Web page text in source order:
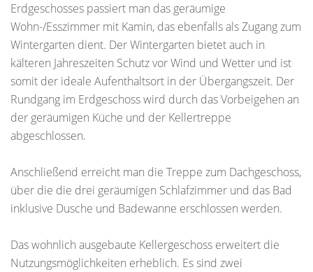
Erdgeschosses passiert man das geräumige
Wohn-/Esszimmer mit Kamin, das ebenfalls als Zugang zum
Wintergarten dient. Der Wintergarten bietet auch in
kälteren Jahreszeiten Schutz vor Wind und Wetter und ist
somit der ideale Aufenthaltsort in der Übergangszeit. Der
Rundgang im Erdgeschoss wird durch das Vorbeigehen an
der geräumigen Küche und der Kellertreppe
abgeschlossen.
Anschließend erreicht man die Treppe zum Dachgeschoss,
über die die drei geräumigen Schlafzimmer und das Bad
inklusive Dusche und Badewanne erschlossen werden.
Das wohnlich ausgebaute Kellergeschoss erweitert die
Nutzungsmöglichkeiten erheblich. Es sind zwei